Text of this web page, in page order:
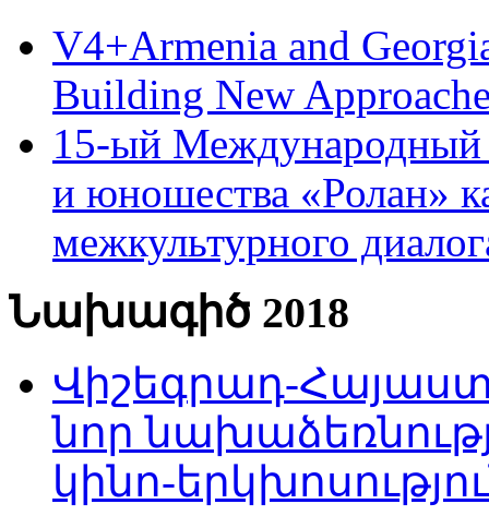
V4+Armenia and
Building New
15-ый Международный
и юношества «Ролан»
межкультурного
Նախագիծ 2018
Վիշեգրադ-
նոր
կինո-